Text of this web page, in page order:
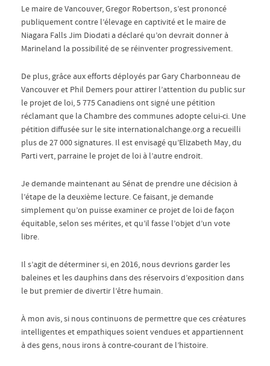
Le maire de Vancouver, Gregor Robertson, s’est prononcé
publiquement contre l’élevage en captivité et le maire de
Niagara Falls Jim Diodati a déclaré qu’on devrait donner à
Marineland la possibilité de se réinventer progressivement.
De plus, grâce aux efforts déployés par Gary Charbonneau de
Vancouver et Phil Demers pour attirer l’attention du public sur
le projet de loi, 5 775 Canadiens ont signé une pétition
réclamant que la Chambre des communes adopte celui-ci. Une
pétition diffusée sur le site internationalchange.org a recueilli
plus de 27 000 signatures. Il est envisagé qu’Elizabeth May, du
Parti vert, parraine le projet de loi à l’autre endroit.
Je demande maintenant au Sénat de prendre une décision à
l’étape de la deuxième lecture. Ce faisant, je demande
simplement qu’on puisse examiner ce projet de loi de façon
équitable, selon ses mérites, et qu’il fasse l’objet d’un vote
libre.
Il s’agit de déterminer si, en 2016, nous devrions garder les
baleines et les dauphins dans des réservoirs d’exposition dans
le but premier de divertir l’être humain.
À mon avis, si nous continuons de permettre que ces créatures
intelligentes et empathiques soient vendues et appartiennent
à des gens, nous irons à contre-courant de l’histoire.